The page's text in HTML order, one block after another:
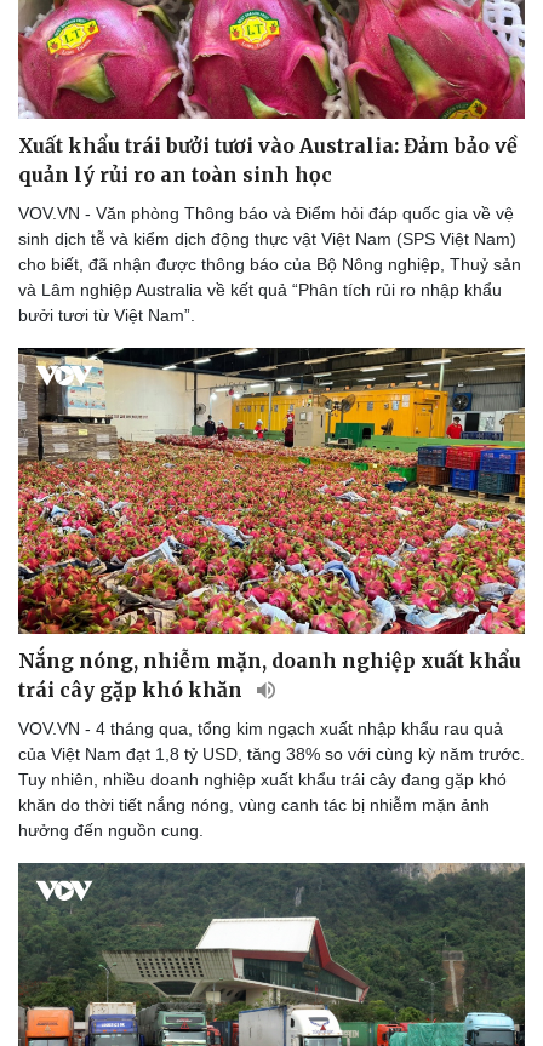
Thể thao
Bóng đá
Lịch thi đấu bóng đá
Thế giới thể thao
eSports
Hậu trường
Ô tô - Xe máy
Ô tô
Xe máy
Xuất khẩu trái bưởi tươi vào Australia: Đảm bảo về
quản lý rủi ro an toàn sinh học
VOV.VN - Văn phòng Thông báo và Điểm hỏi đáp quốc gia về vệ
sinh dịch tễ và kiểm dịch động thực vật Việt Nam (SPS Việt Nam)
cho biết, đã nhận được thông báo của Bộ Nông nghiệp, Thuỷ sản
và Lâm nghiệp Australia về kết quả “Phân tích rủi ro nhập khẩu
bưởi tươi từ Việt Nam”.
Nắng nóng, nhiễm mặn, doanh nghiệp xuất khẩu
trái cây gặp khó khăn
VOV.VN - 4 tháng qua, tổng kim ngạch xuất nhập khẩu rau quả
của Việt Nam đạt 1,8 tỷ USD, tăng 38% so với cùng kỳ năm trước.
Tuy nhiên, nhiều doanh nghiệp xuất khẩu trái cây đang gặp khó
khăn do thời tiết nắng nóng, vùng canh tác bị nhiễm mặn ảnh
hưởng đến nguồn cung.